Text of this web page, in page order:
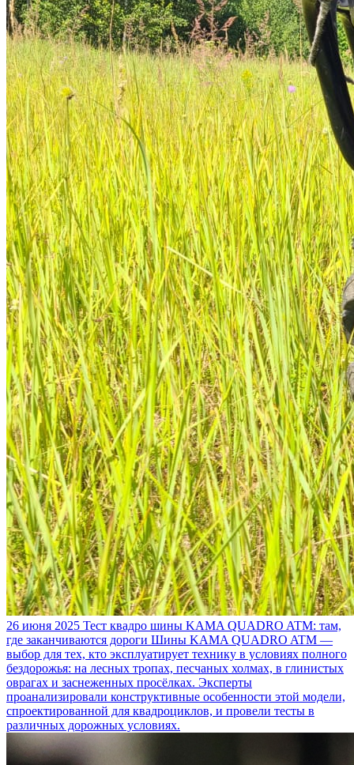
26 июня 2025 Тест квадро шины KAMA QUADRO ATM: там,
где заканчиваются дороги Шины KAMA QUADRO ATM —
выбор для тех, кто эксплуатирует технику в условиях полного
бездорожья: на лесных тропах, песчаных холмах, в глинистых
оврагах и заснеженных просёлках. Эксперты
проанализировали конструктивные особенности этой модели,
спроектированной для квадроциклов, и провели тесты в
различных дорожных условиях.